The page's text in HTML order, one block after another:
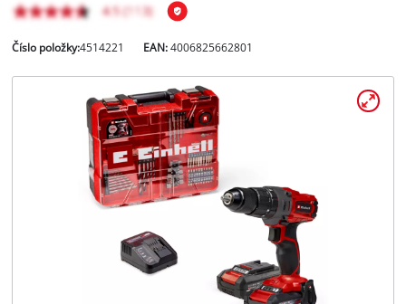
čeština
Číslo položky:4514221 EAN:4006825662801